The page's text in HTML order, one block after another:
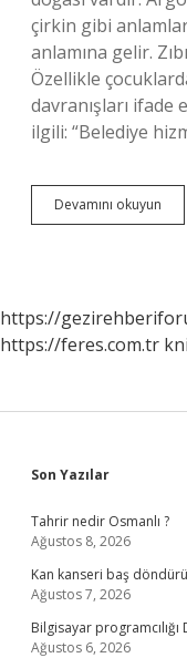
çirkin gibi
anlamına gelir.
Özellikle
davranışları ifade
ilgili: “Belediye
Devamını okuyun
Ne
https://
https://feres.com.tr
Sidebar
Son Yazılar
Tahrir nedir Osmanlı ?
Ağustos 8, 2026
Kan kanseri baş
Ağustos 7, 2026
Bilgisayar
Ağustos 6, 2026